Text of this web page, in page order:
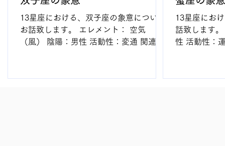
13星座における、双子座の象意について
お話致します。 エレメント： 空気
（風） 陰陽：男性 活動性：変通 関連惑
ナルヴァス 表示体：3ハウス キーワー
13星座にお
話致します
性 活動性：
ュヤ、アー